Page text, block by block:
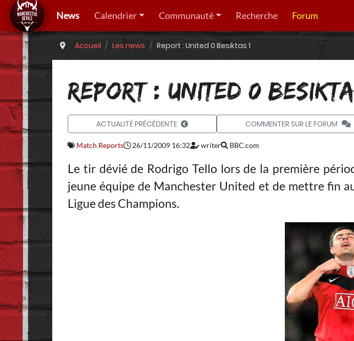
News Calendrier Communauté Recherche Forum
Accueil Les news Report : United 0 Besiktas 1
REPORT : UNITED 0
ACTUALITÉ PRÉCÉDENTE COMMENTER SUR LE FORUM
Match Reports 26/11/2009 16:32 writer BBC.com
Le tir dévié de Rodrigo Tello lors de la première
jeune équipe de Manchester United et de mettre fin
Ligue des Champions.